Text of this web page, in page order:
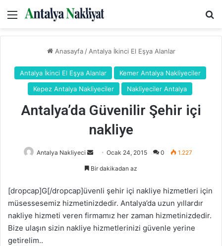
Menü
Anasayfa / Antalya İkinci El Eşya Alanlar
Antalya İkinci El Eşya Alanlar
Kemer Antalya Nakliyeciler
Kepez Antalya Nakliyeciler
Nakliyeciler Antalya
Antalya’da Güvenilir Şehir içi
nakliye
Antalya Nakliyeci
Bir
göndermek
Ocak 24, 2015 0 1.227
Bir dakikadan az
[dropcap]G[/dropcap]üvenli şehir içi nakliye hizmetleri için
müsessesemiz hizmetinizdedir. Antalya’da uzun yıllardır
nakliye hizmeti veren firmamız her zaman hizmetinizdedir.
Bize ulaşın sizin nakliye hizmetlerinizi güvenle yerine
getirelim..